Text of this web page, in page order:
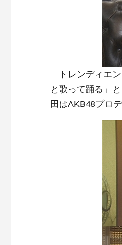
トレンディエン
と歌って踊る」
田はAKB48プロ